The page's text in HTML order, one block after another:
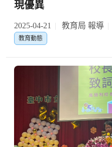
現優異
2025-04-21 教育局 報導
教育動態